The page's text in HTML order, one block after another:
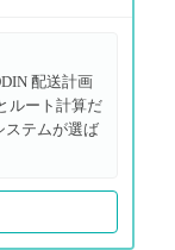
配送計画
ルート計算だ
ステムが選ば